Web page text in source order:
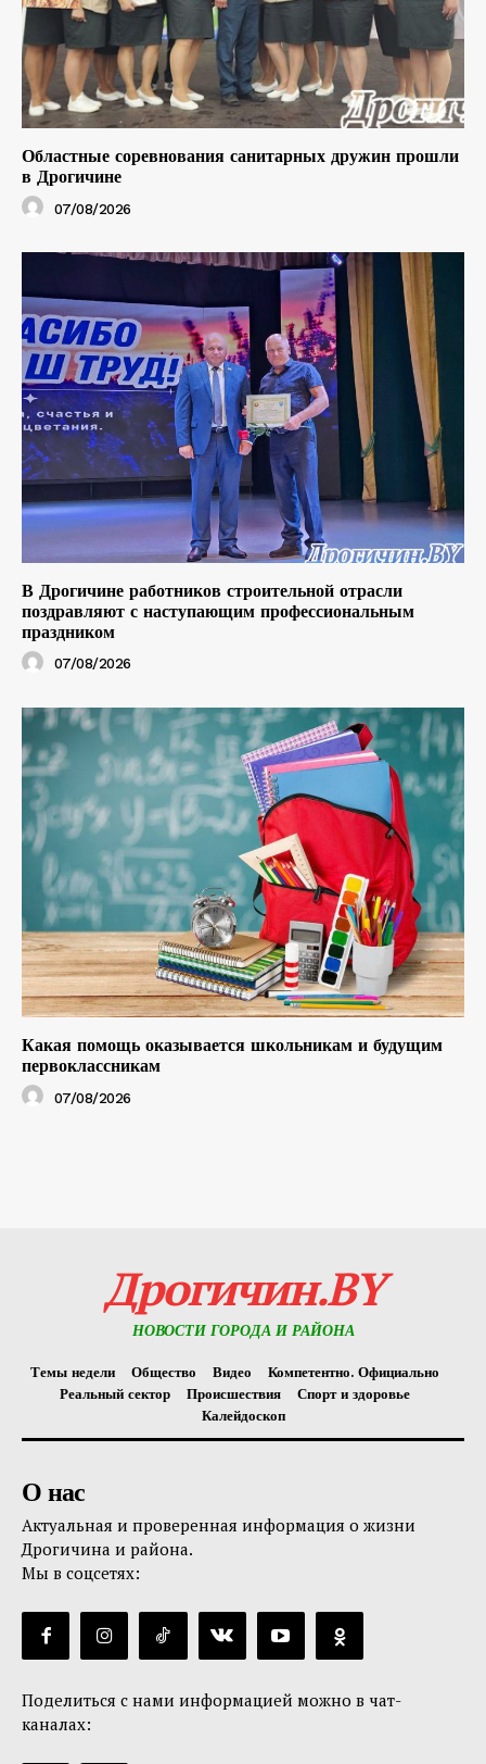
Областные соревнования санитарных дружин прошли
в Дрогичине
07/08/2026
В Дрогичине работников строительной отрасли
поздравляют с наступающим профессиональным
праздником
07/08/2026
Какая помощь оказывается школьникам и будущим
первоклассникам
07/08/2026
Дрогичин.BY
НОВОСТИ ГОРОДА И РАЙОНА
Темы недели Общество Видео
Компетентно. Официально
Реальный сектор
Происшествия
Спорт и здоровье
Калейдоскоп
О нас
Актуальная и проверенная информация о жизни
Дрогичина и района.
Мы в соцсетях:
Поделиться с нами информацией можно в чат-
каналах: